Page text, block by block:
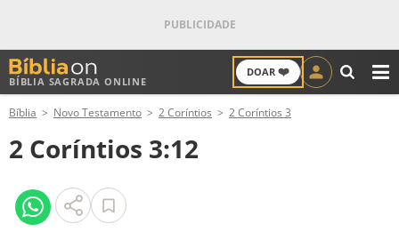
BÍBLIA SAGRADA ONLINE
DOAR ❤️
ANTIGO TESTAMENTO
NOVO TESTAMENTO
VERSÍCULOS
Bíblia Novo Testamento 2 Coríntios 2 Coríntios 3
2 Coríntios 3:12